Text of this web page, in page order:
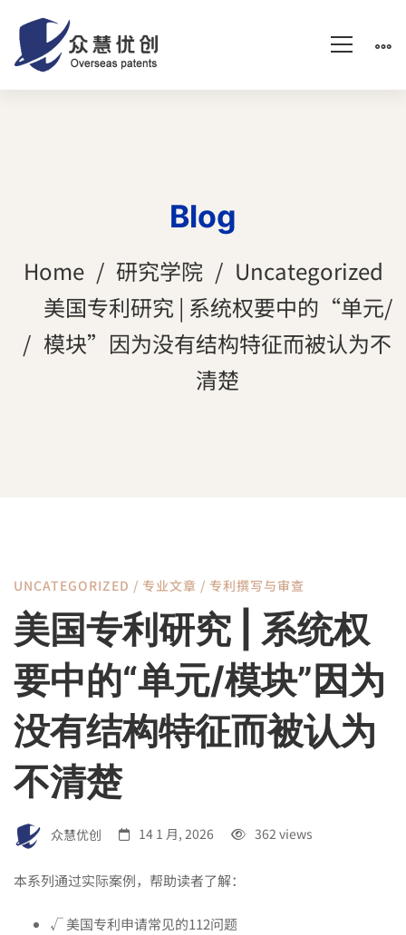
Blog
Home 研究学院
Uncategorized
美国专利研究 | 系统权要中的“单元/
模块”因为没有结构特征而被认为不
清楚
美
国
专
利
研
究
UNCATEGORIZED / 专业文章 / 专利撰写与审查
美国专利研究 | 系统权
要中的“单元/模块”因为
没有结构特征而被认为
不清楚
众慧优创 14 1 月, 2026 362 views
本系列通过实际案例，帮助读者了解：
√ 美国专利申请常见的112问题